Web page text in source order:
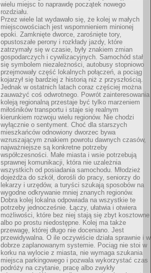
wielu miejsc to naprawdę początek nowego
rozdziału.
Przez wiele lat wydawało się, że kolej w małych
miejscowościach jest wspomnieniem minionej
epoki. Zamknięte dworce, zarośnięte tory,
opustoszałe perony i rozkłady jazdy, które
zatrzymały się w czasie, były znakiem zmian
gospodarczych i cywilizacyjnych. Samochód stał
się symbolem niezależności, autobusy stopniowo
przejmowały część lokalnych połączeń, a pociąg
kojarzył się bardziej z historią niż z przyszłością.
Jednak w ostatnich latach coraz częściej można
zauważyć coś odwrotnego. Powrót zainteresowania
koleją regionalną przestaje być tylko marzeniem
miłośników transportu i staje się realnym
kierunkiem rozwoju wielu regionów. Nie chodzi
wyłącznie o sentyment. Choć dla starszych
mieszkańców odnowiony dworzec bywa
wzruszającym znakiem powrotu dawnych czasów,
najważniejsze są konkretne potrzeby
współczesności. Małe miasta i wsie potrzebują
sprawnej komunikacji, która nie uzależnia
wszystkich od posiadania samochodu. Młodzież
dojeżdża do szkół, dorośli do pracy, seniorzy do
lekarzy i urzędów, a turyści szukają sposobów na
wygodne odkrywanie mniej znanych regionów.
Dobra kolej lokalna odpowiada na wszystkie te
potrzeby jednocześnie. Łączy, ułatwia i otwiera
możliwości, które bez niej stają się zbyt kosztowne
albo po prostu niedostępne. Kolej ma także
przewagę, której długo nie doceniano. Jest
przewidywalna. O ile oczywiście działa sprawnie i w
dobrze zaplanowanym systemie. Pociąg nie stoi w
korku na wylocie z miasta, nie wymaga szukania
miejsca parkingowego i pozwala wykorzystać czas
podróży na czytanie, pracę albo zwykły